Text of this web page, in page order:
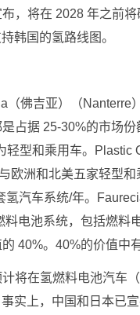
，将在 2028 年之前
韩国的氢路线图。
（佛吉亚）（Nanterre
占据 25-30%的市场
轻型和乘用车。Plastic
欧洲和北美五家轻型
汽车系统/年。
电池系统，包括燃料
40%。40%的价值中
将在氢燃料电池汽车
实上，中国和日本已